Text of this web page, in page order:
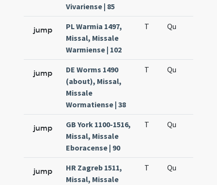
Vivariense | 85
jump
PL Warmia 1497,
Missal, Missale
Warmiense | 102
T Qu
jump
DE Worms 1490
(about), Missal,
Missale
Wormatiense | 38
T Qu
jump
GB York 1100-1516,
Missal, Missale
Eboracense | 90
T Qu
jump
HR Zagreb 1511,
Missal, Missale
T Qu